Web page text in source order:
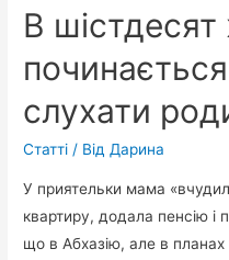
В шістдесят
слухати
Статті / Від Дарина
У приятельки мама
квартиру, додала пенсію і
що в Абхазію, але в планах